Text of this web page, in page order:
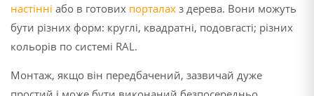
настінні або в готових порталах з дерева. Вони можуть
бути різних форм: круглі, квадратні, подовгасті; різних
кольорів по системі RAL.
Монтаж, якщо він передбачений, зазвичай дуже